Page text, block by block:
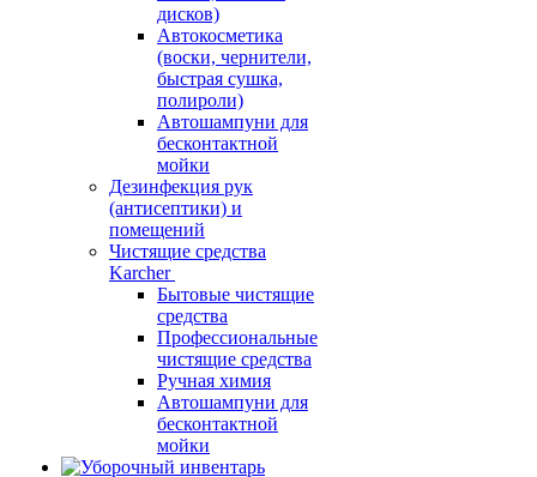
дисков)
Автокосметика
(воски, чернители,
быстрая сушка,
полироли)
Автошампуни для
бесконтактной
мойки
Дезинфекция рук
(антисептики) и
помещений
Чистящие средства
Karcher
Бытовые чистящие
средства
Профессиональные
чистящие средства
Ручная химия
Автошампуни для
бесконтактной
мойки